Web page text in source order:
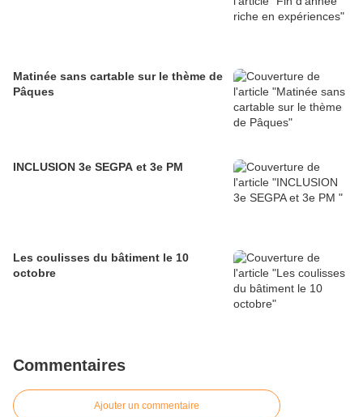
Matinée sans cartable sur le thème de
Pâques
INCLUSION 3e SEGPA et 3e PM
Les coulisses du bâtiment le 10
octobre
Commentaires
Ajouter un commentaire